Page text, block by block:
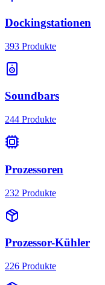
Dockingstationen
393 Produkte
Soundbars
244 Produkte
Prozessoren
232 Produkte
Prozessor-Kühler
226 Produkte